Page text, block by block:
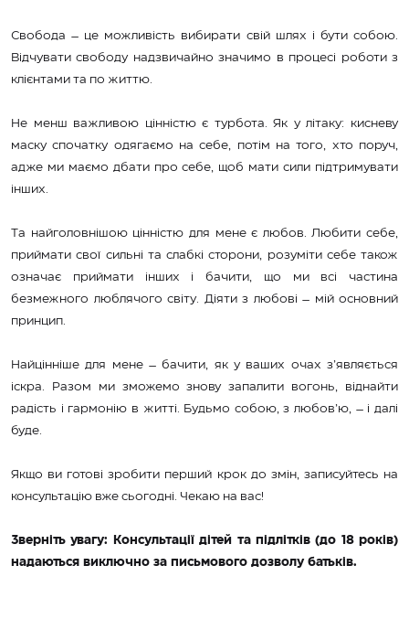
Свобода – це можливість вибирати свій шлях і бути собою.
Відчувати свободу надзвичайно значимо в процесі роботи з
клієнтами та по життю.
Не менш важливою цінністю є турбота. Як у літаку: кисневу
маску спочатку одягаємо на себе, потім на того, хто поруч,
адже ми маємо дбати про себе, щоб мати сили підтримувати
інших.
Та найголовнішою цінністю для мене є любов. Любити себе,
приймати свої сильні та слабкі сторони, розуміти себе також
означає приймати інших і бачити, що ми всі частина
безмежного люблячого світу. Діяти з любові – мій основний
принцип.
Найцінніше для мене – бачити, як у ваших очах з’являється
іскра. Разом ми зможемо знову запалити вогонь, віднайти
радість і гармонію в житті. Будьмо собою, з любов’ю, – і далі
буде.
Якщо ви готові зробити перший крок до змін, записуйтесь на
консультацію вже сьогодні. Чекаю на вас!
Зверніть увагу: Консультації дітей та підлітків (до 18 років)
надаються виключно за письмового дозволу батьків.